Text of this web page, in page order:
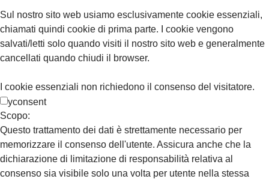
Sul nostro sito web usiamo esclusivamente cookie essenziali,
chiamati quindi cookie di prima parte. I cookie vengono
salvati/letti solo quando visiti il nostro sito web e generalmente
cancellati quando chiudi il browser.
I cookie essenziali non richiedono il consenso del visitatore.
yconsent
Scopo:
Questo trattamento dei dati è strettamente necessario per
memorizzare il consenso dell'utente. Assicura anche che la
dichiarazione di limitazione di responsabilità relativa al
consenso sia visibile solo una volta per utente nella stessa